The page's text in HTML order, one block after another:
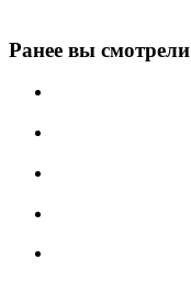
Ранее вы смотрели